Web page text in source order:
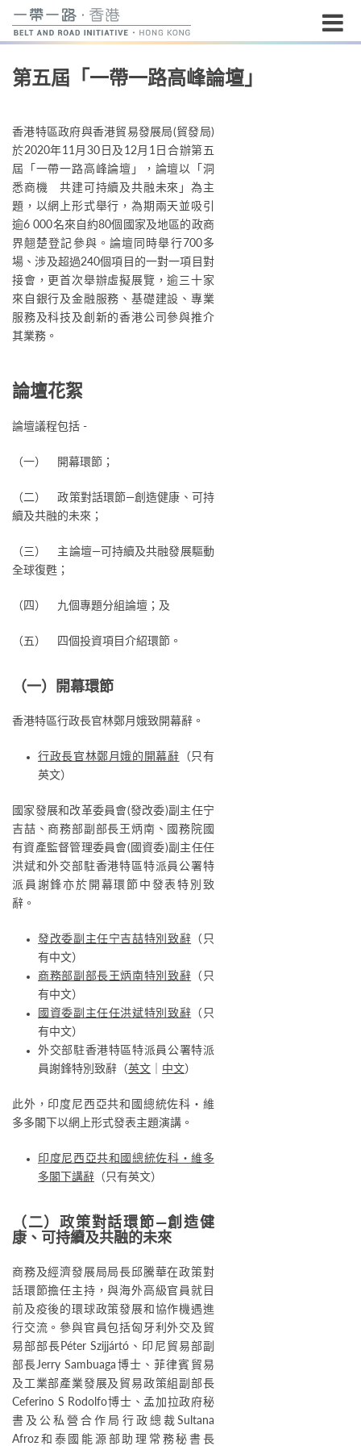
始
容
第五屆「一帶一路高峰論壇」
香港特區政府與香港貿易發展局(貿發局)
於2020年11月30日及12月1日合辦第五
屆「一帶一路高峰論壇」，論壇以「洞
悉商機 共建可持續及共融未來」為主
題，以網上形式舉行，為期兩天並吸引
逾6 000名來自約80個國家及地區的政商
界翹楚登記參與。論壇同時舉行700多
場、涉及超過240個項目的一對一項目對
接會，更首次舉辦虛擬展覽，逾三十家
來自銀行及金融服務、基礎建設、專業
服務及科技及創新的香港公司參與推介
其業務。
論壇花絮
論壇議程包括 -
（一） 開幕環節；
（二） 政策對話環節—創造健康、可持
續及共融的未來；
（三） 主論壇—可持續及共融發展驅動
全球復甦；
（四） 九個專題分組論壇；及
（五） 四個投資項目介紹環節。
（一）開幕環節
香港特區行政長官林鄭月娥致開幕辭。
行政長官林鄭月娥的開幕辭 （只有
英文）
國家發展和改革委員會(發改委)副主任宁
吉喆、商務部副部長王炳南、國務院國
有資產監督管理委員會(國資委)副主任任
洪斌和外交部駐香港特區特派員公署特
派員謝鋒亦於開幕環節中發表特別致
辭。
發改委副主任宁吉喆特別致辭 （只
有中文）
商務部副部長王炳南特別致辭 （只
有中文）
國資委副主任任洪斌特別致辭 （只
有中文）
外交部駐香港特區特派員公署特派
員謝鋒特別致辭（英文 中文）
此外，印度尼西亞共和國總統佐科‧維
多多閣下以網上形式發表主題演講。
印度尼西亞共和國總統佐科‧維多
多閣下講辭 （只有英文）
（二）政策對話環節—創造健
康、可持續及共融的未來
商務及經濟發展局局長邱騰華在政策對
話環節擔任主持，與海外高級官員就目
前及疫後的環球政策發展和協作機遇進
行交流。參與官員包括匈牙利外交及貿
易部部長Péter Szijjártó、印尼貿易部副
部長Jerry Sambuaga博士、菲律賓貿易
及工業部產業發展及貿易政策組副部長
Ceferino S Rodolfo博士、孟加拉政府秘
書及公私營合作局行政總裁Sultana
Afroz和泰國能源部助理常務秘書長